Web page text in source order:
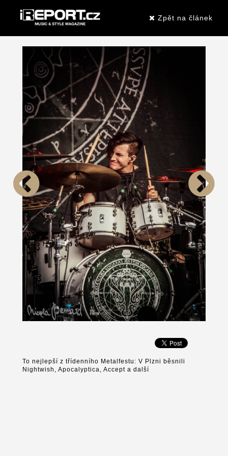
Zpět na článek
To nejlepší z třídenního Metalfestu: V Plzni běsnili
Nightwish, Apocalyptica, Accept a další